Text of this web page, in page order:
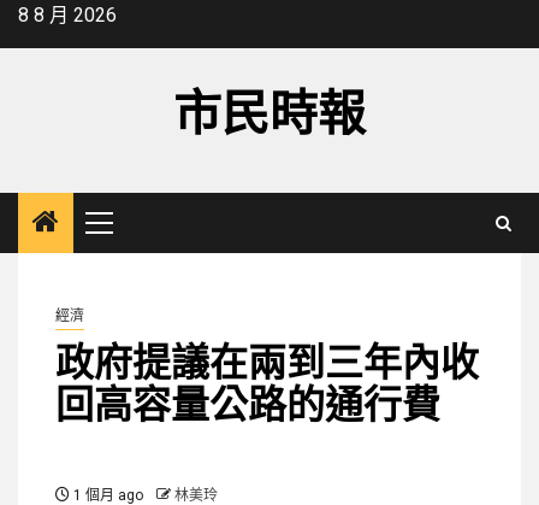
Skip8 8 月 2026
市民時報
Primary
Menu
經濟
政府提議在兩到三年內收
回高容量公路的通行費
1 個月 ago 林美玲